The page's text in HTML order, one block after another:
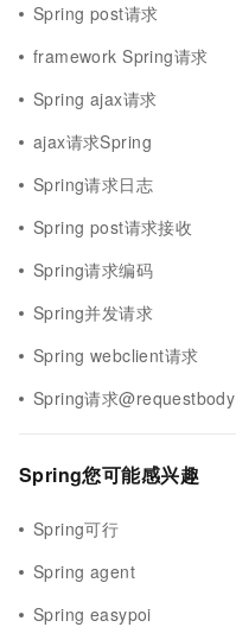
Spring post请求
framework Spring请求
Spring ajax请求
ajax请求Spring
Spring请求日志
Spring post请求接收
Spring请求编码
Spring并发请求
Spring webclient请求
Spring请求@requestbody
Spring您可能感兴趣
Spring可行
Spring agent
Spring easypoi